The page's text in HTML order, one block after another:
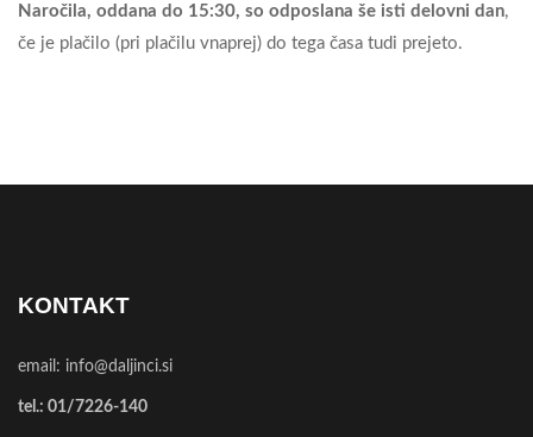
Naročila, oddana do 15:30, so odposlana še isti delovni dan,
če je plačilo (pri plačilu vnaprej) do tega časa tudi prejeto.
KONTAKT
email: info@daljinci.si
tel.: 01/7226-140